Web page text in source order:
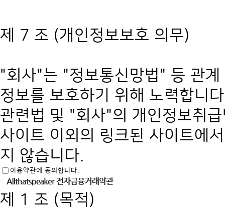
제 7 조 (개인정보보호 의무)
"회사"는 "정보통신망법" 등 관
정보를 보호하기 위해 노력합니
관련법 및 "회사"의 개인정보취
사이트 이외의 링크된 사이트에
지 않습니다.
이용약관에 동의합니다.
제 1 조 (목적)